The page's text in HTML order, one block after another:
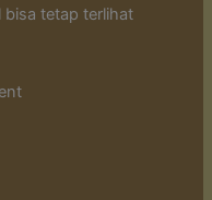
bisa tetap terlihat